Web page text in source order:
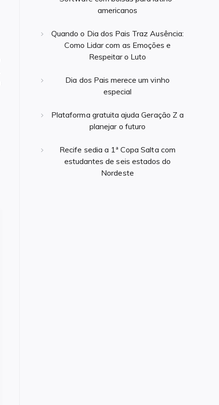
americanos
Quando o Dia dos Pais Traz Ausência:
Como Lidar com as Emoções e
Respeitar o Luto
Dia dos Pais merece um vinho
especial
Plataforma gratuita ajuda Geração Z a
planejar o futuro
Recife sedia a 1ª Copa Salta com
estudantes de seis estados do
Nordeste